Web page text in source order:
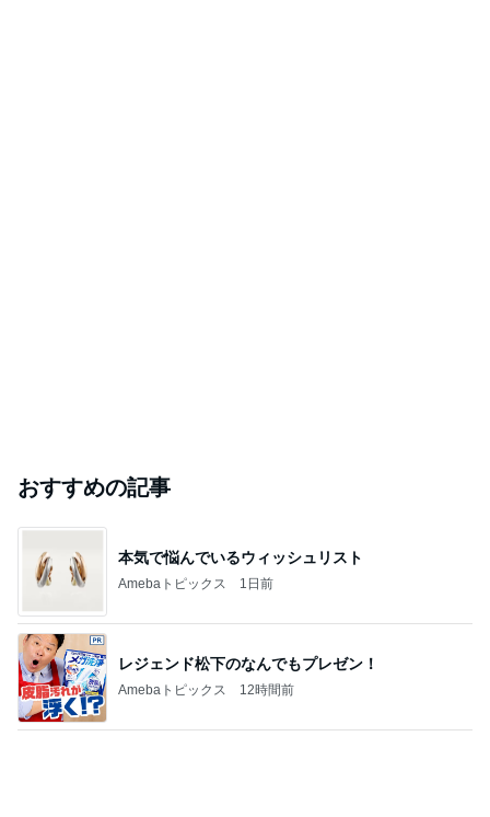
おすすめの記事
本気で悩んでいるウィッシュリスト
Amebaトピックス 1日前
レジェンド松下のなんでもプレゼン！
Amebaトピックス 12時間前